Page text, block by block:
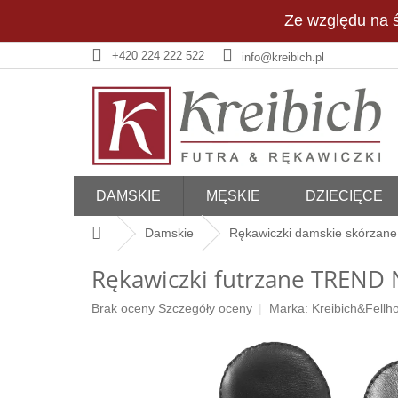
treści
Ze względu na
+420 224 222 522 info@kreibich.pl
DAMSKIE MĘSKIE DZIECIĘCE
Home Damskie Rękawiczki damskie
Rękawiczki futrzane TREND
Średnia
Brak oceny Szczegóły oceny Marka: